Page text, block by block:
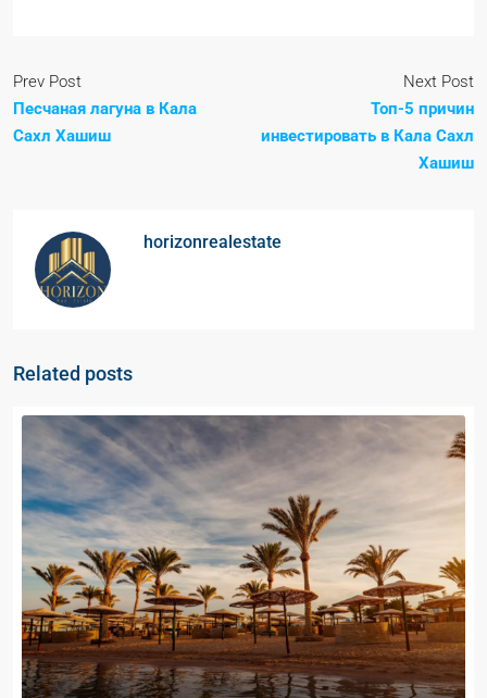
Prev Post
Песчаная лагуна в Кала
Сахл Хашиш
Next Post
Топ-5 причин
инвестировать в Кала Сахл
Хашиш
horizonrealestate
Related posts